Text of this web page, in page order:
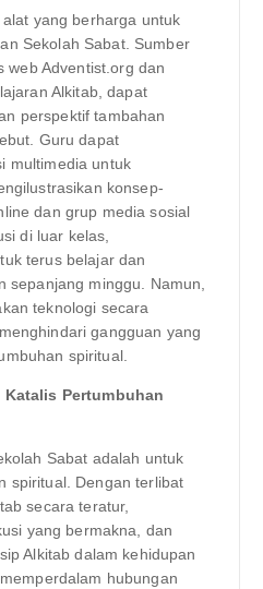
yang berharga untuk
Sekolah Sabat. Sumber
web Adventist.org dan
Alkitab, dapat
perspektif tambahan
Guru dapat
multimedia untuk
konsep-
dan grup media sosial
di luar kelas,
terus belajar dan
sepanjang minggu. Namun,
teknologi secara
gangguan yang
spiritual.
Pertumbuhan
Sabat adalah untuk
spiritual. Dengan terlibat
secara teratur,
yang bermakna, dan
Alkitab dalam kehidupan
hubungan